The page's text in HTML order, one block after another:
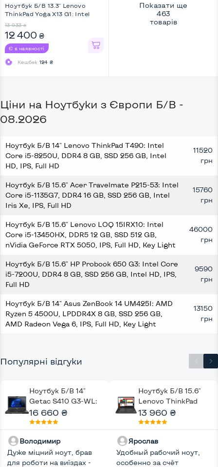
Ноутбук Б/В 13.3" Lenovo
ThinkPad Yoga X13 G1: Intel
Full HD, Touchscreen, Key
Light, Screen 360
13 933 ₴
12 400 ₴
Є в наявності
Кешбек 124 ₴
Показати ще
463
товарів
Ціни на Ноутбуки з Європи Б/В -
08.2026
Ноутбук Б/В 14" Lenovo ThinkPad T490: Intel
Core i5-8250U, DDR4 8 GB, SSD 256 GB, Intel
HD, IPS, Full HD
11520
грн
Ноутбук Б/В 15.6" Acer Travelmate P215-53: Intel
Core i5-1135G7, DDR4 16 GB, SSD 256 GB, Intel
Iris Xe, IPS, Full HD
15760
грн
Ноутбук Б/В 15.6" Lenovo LOQ 15IRX10: Intel
Core i5-13450HX, DDR5 12 GB, SSD 512 GB,
nVidia GeForce RTX 5050, IPS, Full HD, Key Light
46000
грн
Ноутбук Б/В 15.6" HP Probook 650 G3: Intel Core
i5-7200U, DDR4 8 GB, SSD 256 GB, Intel HD, IPS,
Full HD
9590
грн
Ноутбук Б/В 14" Asus ZenBook 14 UM425I: AMD
Ryzen 5 4500U, LPDDR4X 8 GB, SSD 256 GB,
AMD Radeon Vega 6, IPS, Full HD, Key Light
13150
грн
Популярні відгуки
Ноутбук Б/В 14"
Getac S410 G3-WL:
Intel Core i5-8350U,
DDR4 8 GB, SSD 512
GB, Intel UHD, Key
Light
16 660 ₴
Володимир
Дуже міцний ноут, брав
для роботи на виїздах -
Ноутбук Б/В 15.6"
Lenovo ThinkPad
T580: Intel Core i5-
8250U, DDR4 8 GB,
SSD 256 GB, Intel
HD, IPS, Full HD,
Touchscreen, 4G
(LTE), Key Light, Два
13 960 ₴
Ярослав
Удобный рабочий ноут,
особенно за счёт